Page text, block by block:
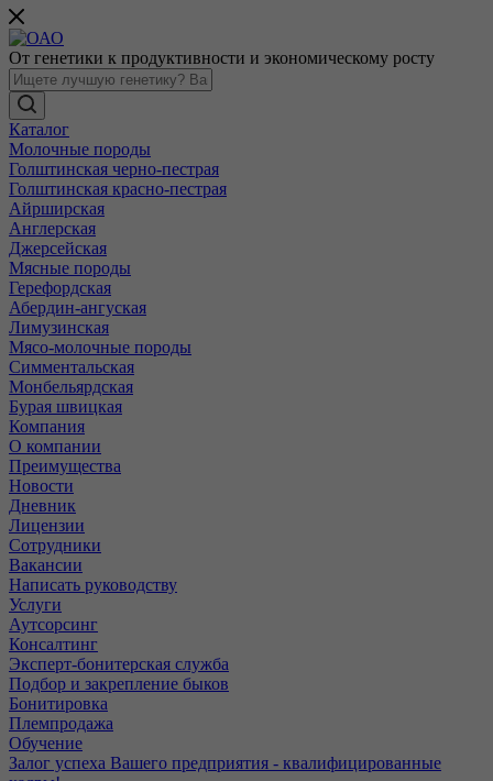
От генетики к продуктивности и экономическому росту
Каталог
Молочные породы
Голштинская черно-пестрая
Голштинская красно-пестрая
Айрширская
Англерская
Джерсейская
Мясные породы
Герефордская
Абердин-ангуская
Лимузинская
Мясо-молочные породы
Симментальская
Монбельярдская
Бурая швицкая
Компания
О компании
Преимущества
Новости
Дневник
Лицензии
Сотрудники
Вакансии
Написать руководству
Услуги
Аутсорсинг
Консалтинг
Эксперт-бонитерская служба
Подбор и закрепление быков
Бонитировка
Племпродажа
Обучение
Залог успеха Вашего предприятия - квалифицированные